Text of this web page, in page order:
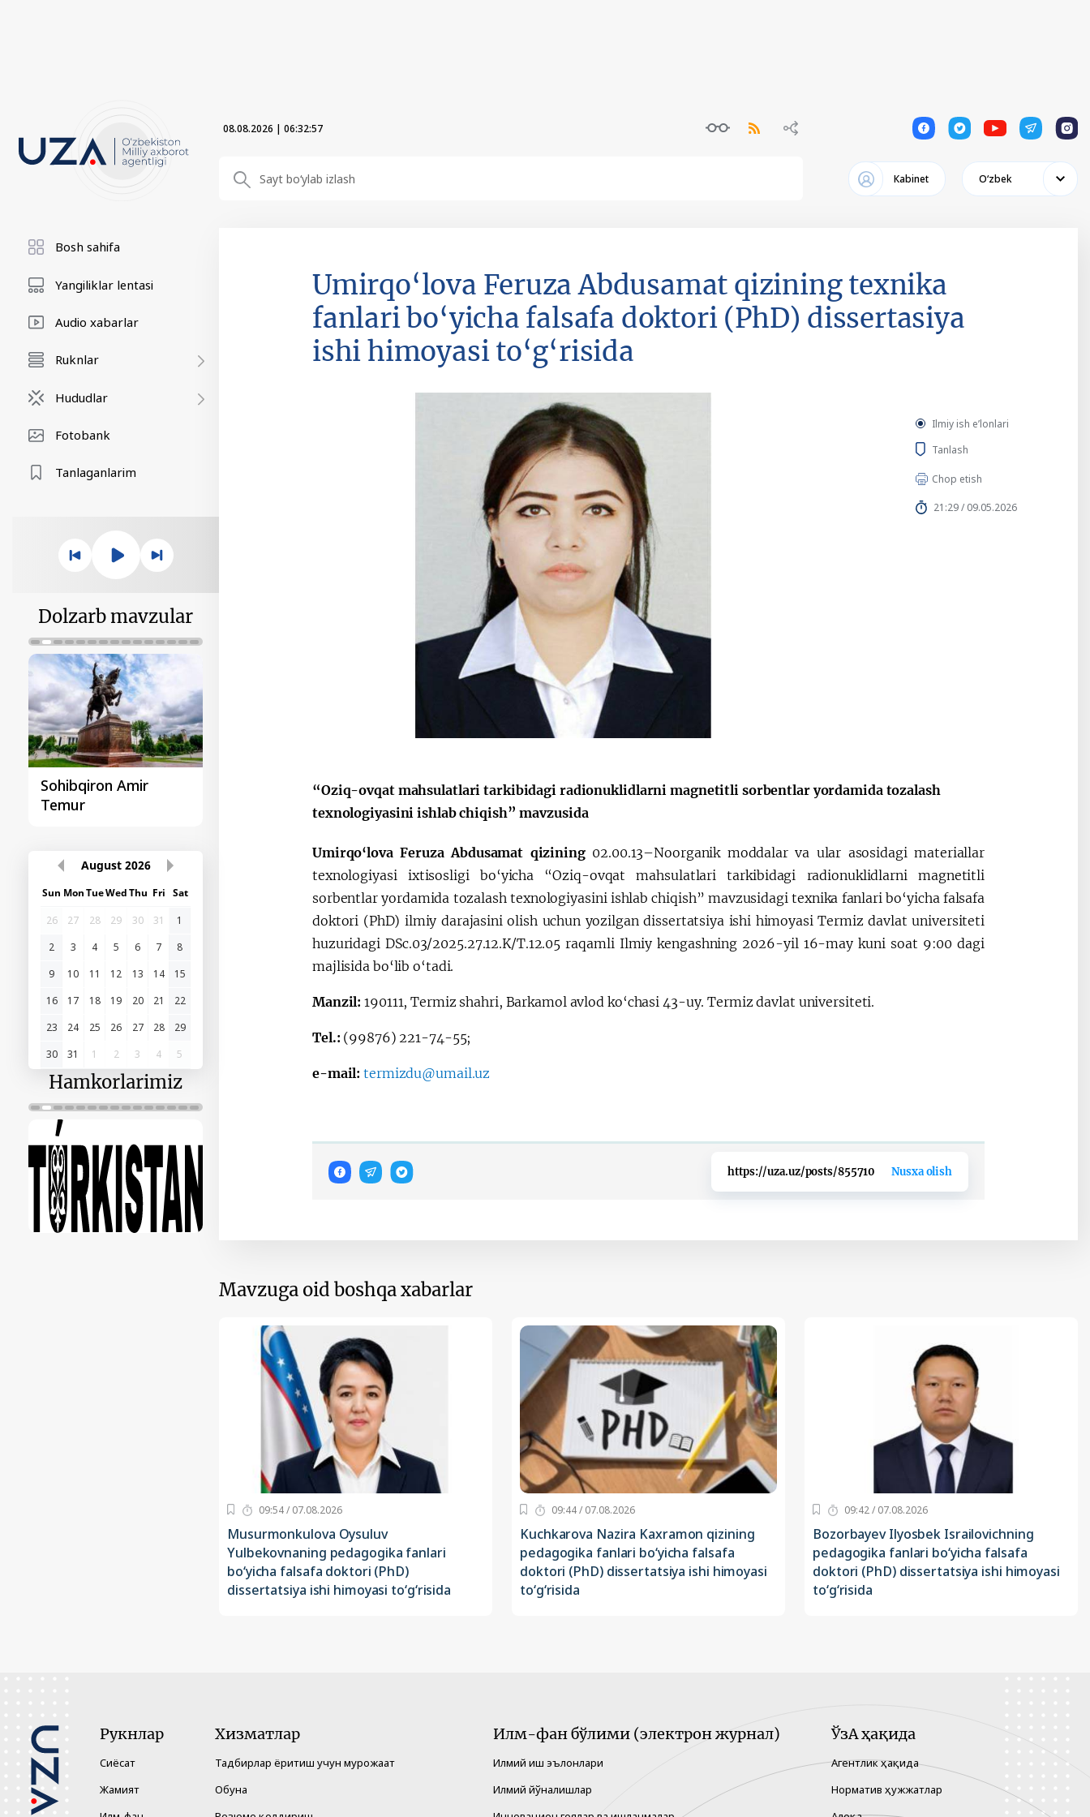
08.08.2026 | 06:32:57 1 1 1 1 1
Кabinet Oʻzbek
Bosh sahifa
Yangiliklar lentasi
Audio xabarlar
Ruknlar
Hududlar
Fotobank
Tanlaganlarim
Dolzarb mavzular
Sohibqiron Amir
Temur
O‘zbekiston va
Paragvay hamkorligi
Huquqiy targʻibot
O‘zbekiston va
Yaponiya hamkorligi
Oʻzbekiston va
Pokiston hamkorligi
August 2026
Sun MonTueWedThu Fri Sat
26
27 28 29 30 31
1
2
3 4 5 6 7
8
9
10 11 12 13 14
15
16
17 18 19 20 21
22
23
24 25 26 27 28
29
30
31 1 2 3 4 5
Hamkorlarimiz
Umirqo‘lova Feruza Abdusamat qizining texnika
fanlari bo‘yicha falsafa doktori (PhD) dissertasiya
ishi himoyasi to‘g‘risida
Ilmiy ish eʼlonlari
Tanlash
Chop etish
21:29 / 09.05.2026
“Oziq-ovqat mahsulatlari tarkibidagi radionuklidlarni magnetitli sorbentlar yordamida tozalash
texnologiyasini ishlab chiqish” mavzusida
Umirqo‘lova Feruza Abdusamat qizining 02.00.13–Noorganik moddalar va ular asosidagi materiallar
texnologiyasi ixtisosligi bo‘yicha “Oziq-ovqat mahsulatlari tarkibidagi radionuklidlarni magnetitli
sorbentlar yordamida tozalash texnologiyasini ishlab chiqish” mavzusidagi texnika fanlari bo‘yicha falsafa
doktori (PhD) ilmiy darajasini olish uchun yozilgan dissertatsiya ishi himoyasi Termiz davlat universiteti
huzuridagi DSc.03/2025.27.12.K/T.12.05 raqamli Ilmiy kengashning 2026-yil 16-may kuni soat 9:00 dagi
majlisida bo‘lib o‘tadi.
Manzil:190111, Termiz shahri, Barkamol avlod ko‘chasi 43-uy. Termiz davlat universiteti.
Tel.: (99876) 221-74-55;
e-mail:termizdu@umail.uz
https://uza.uz/posts/855710 Nusxa olish
Mavzuga oid boshqa xabarlar
09:54 / 07.08.2026
Musurmonkulova Oysuluv
Yulbekovnaning pedagogika fanlari
bo‘yicha falsafa doktori (PhD)
dissertatsiya ishi himoyasi to‘g‘risida
09:44 / 07.08.2026
Kuchkarova Nazira Kaxramon qizining
pedagogika fanlari bo‘yicha falsafa
doktori (PhD) dissertatsiya ishi himoyasi
to‘g‘risida
09:42 / 07.08.2026
Bozorbayev Ilyosbek Israilovichning
pedagogika fanlari bo‘yicha falsafa
doktori (PhD) dissertatsiya ishi himoyasi
to‘g‘risida
Рукнлар
Сиёсат
Жамият
Хизматлар
Тадбирлар ёритиш учун мурожаат
Обуна
Илм-фан бўлими (электрон журнал)
Илмий иш эълонлари
Илмий йўналишлар
ЎзА ҳақида
Агентлик ҳақида
Норматив ҳужжатлар